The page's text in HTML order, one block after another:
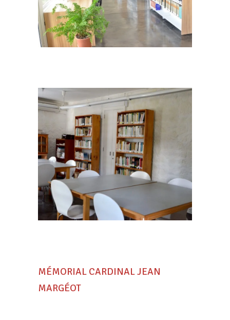
MÉMORIAL CARDINAL JEAN
MARGÉOT